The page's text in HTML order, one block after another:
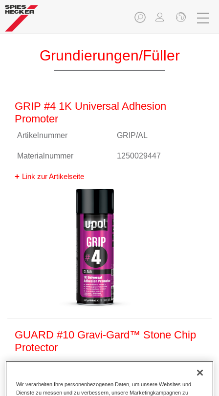
Grundierungen/Füller
GRIP #4 1K Universal Adhesion
Promoter
Artikelnummer GRIP/AL
Materialnummer 1250029447
Link zur Artikelseite
GUARD #10 Gravi-Gard™ Stone Chip
Protector
Artikelnummer GUARD/AL
Materialnummer 1250029455
Wir verarbeiten Ihre personenbezogenen Daten, um unsere Websites und
Dienste zu messen und zu verbessern, unsere Marketingkampagnen zu